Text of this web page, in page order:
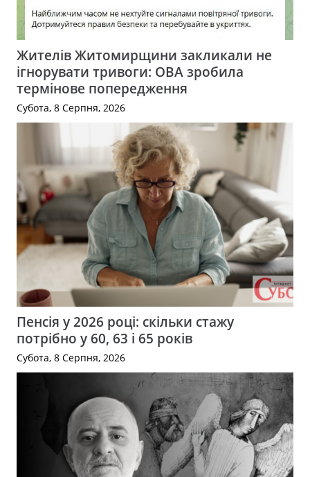
Жителів Житомирщини закликали не
ігнорувати тривоги: ОВА зробила
термінове попередження
Субота, 8 Серпня, 2026
Пенсія у 2026 році: скільки стажу
потрібно у 60, 63 і 65 років
Субота, 8 Серпня, 2026